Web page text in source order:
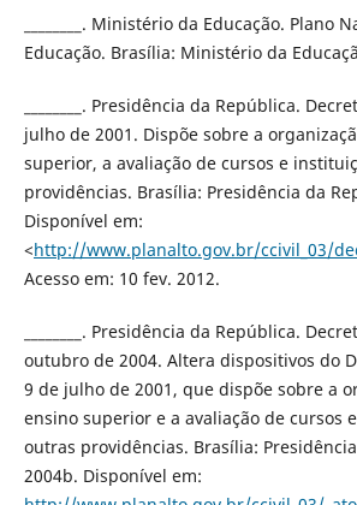
________. Ministério da Educação. Plano
Educação. Brasília: Ministério da
________. Presidência da República.
julho de 2001. Dispõe sobre a
superior, a avaliação de cursos e
providências. Brasília: Presidência da
Disponível em:
<http://www.planalto.gov.br/ccivil_03/
Acesso em: 10 fev. 2012.
________. Presidência da República.
outubro de 2004. Altera dispositivos do
9 de julho de 2001, que dispõe sobre a
ensino superior e a avaliação de cursos
outras providências. Brasília:
2004b. Disponível em: